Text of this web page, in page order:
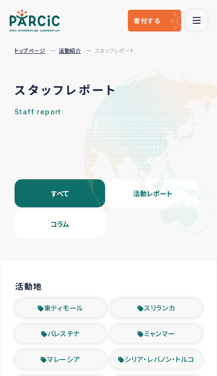
寄付する
トップページ 活動紹介 スタッフレポート
スタッフレポート
Staff report
すべて 活動レポート
コラム
活動地
東ティモール スリランカ
パレスチナ ミャンマー
マレーシア シリア・レバノン・トルコ